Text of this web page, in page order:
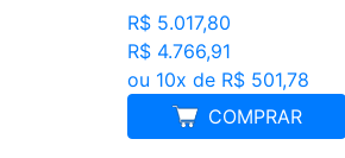
R$ 5.017,80
R$ 4.766,91
ou 10x de R$ 501,78
COMPRAR